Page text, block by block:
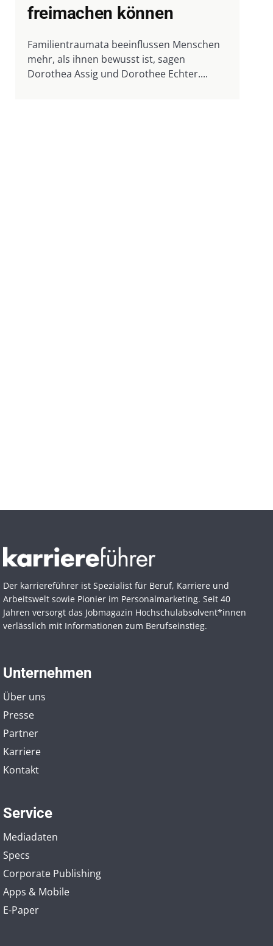
freimachen können
Familientraumata beeinflussen Menschen
mehr, als ihnen bewusst ist, sagen
Dorothea Assig und Dorothee Echter....
Der karriereführer ist Spezialist für Beruf, Karriere und
Arbeitswelt sowie Pionier im Personal­marketing. Seit 40
Jahren versorgt das Jobmagazin Hochschul­absolvent*innen
verlässlich mit Informationen zum Berufseinstieg.
Unternehmen
Über uns
Presse
Partner
Karriere
Kontakt
Service
Mediadaten
Specs
Corporate Publishing
Apps & Mobile
E-Paper